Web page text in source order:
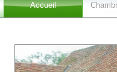
Accueil